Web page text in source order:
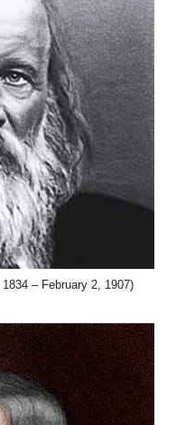
– February 2, 1907)